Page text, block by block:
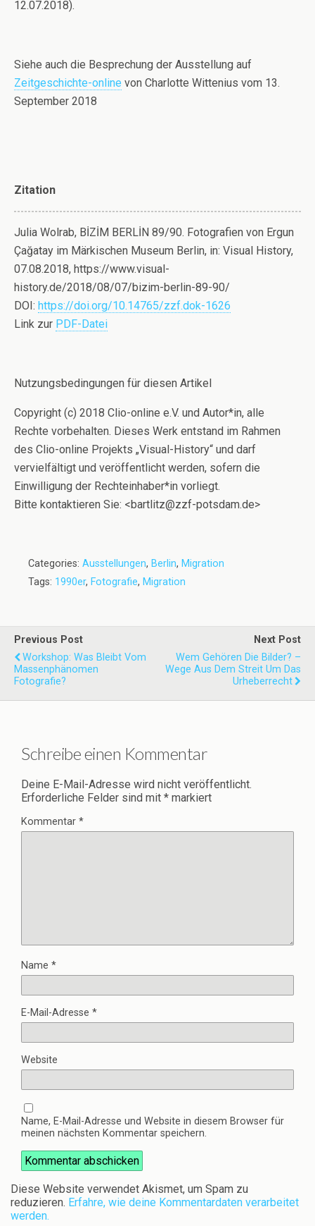
12.07.2018).
Siehe auch die Besprechung der Ausstellung auf
Zeitgeschichte-online von Charlotte Wittenius vom 13.
September 2018
Zitation
Julia Wolrab, BİZİM BERLİN 89/90. Fotografien von Ergun
Çağatay im Märkischen Museum Berlin, in: Visual History,
07.08.2018, https://www.visual-
history.de/2018/08/07/bizim-berlin-89-90/
DOI: https://doi.org/10.14765/zzf.dok-1626
Link zur PDF-Datei
Nutzungsbedingungen für diesen Artikel
Copyright (c) 2018 Clio-online e.V. und Autor*in, alle
Rechte vorbehalten. Dieses Werk entstand im Rahmen
des Clio-online Projekts „Visual-History“ und darf
vervielfältigt und veröffentlicht werden, sofern die
Einwilligung der Rechteinhaber*in vorliegt.
Bitte kontaktieren Sie: <bartlitz@zzf-potsdam.de>
Categories: Ausstellungen, Berlin, Migration
Tags: 1990er, Fotografie, Migration
Previous Post
Workshop: Was Bleibt Vom
Massenphänomen
Fotografie?
Next Post
Wem Gehören Die Bilder? –
Wege Aus Dem Streit Um Das
Urheberrecht
Schreibe einen Kommentar
Deine E-Mail-Adresse wird nicht veröffentlicht.
Erforderliche Felder sind mit * markiert
Kommentar *
Name *
E-Mail-Adresse *
Website
Name, E-Mail-Adresse und Website in diesem Browser für
meinen nächsten Kommentar speichern.
Diese Website verwendet Akismet, um Spam zu
reduzieren. Erfahre, wie deine Kommentardaten verarbeitet
werden.